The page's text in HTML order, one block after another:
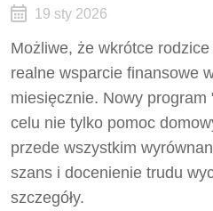
19 sty 2026
Możliwe, że wkrótce
realne wsparcie finansowe
miesięcznie. Nowy
celu nie tylko pomoc
przede wszystkim
szans i docenienie trudu
szczegóły.